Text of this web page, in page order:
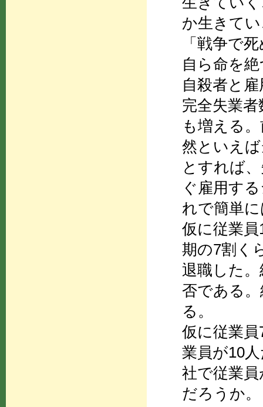
か生きて
「戦争で
自ら命を
自殺者と
完全失業
も増える
然といえ
とすれば
ぐ雇用す
れで簡単
仮に従業
期の7割く
退職した
否である
る。
仮に従業
業員が10
社で従業
だろうか。